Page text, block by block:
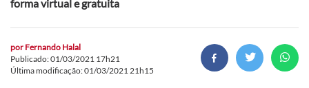
forma virtual e gratuita
por Fernando Halal
Publicado: 01/03/2021 17h21
Última modificação: 01/03/2021 21h15